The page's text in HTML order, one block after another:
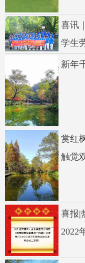
喜讯
学生
新年
赏红
触觉
喜报|
2022